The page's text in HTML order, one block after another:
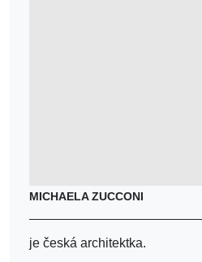
MICHAELA ZUCCONI
je česká architektka.